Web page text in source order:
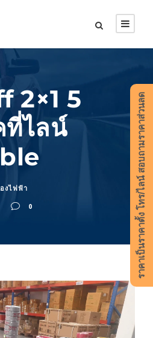
2×1 5
ที่ไลน์
งไฟฟ้า
0 ราคาเป็นราคาตั้ง โทร/ไลน์ สอบถามราคาส่วนลด